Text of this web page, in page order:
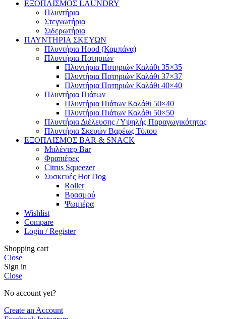
ΕΞΟΠΛΙΣΜΟΣ LAUNDRY
Πλυντήρια
Στεγνωτήρια
Σιδερωτήρια
ΠΛΥΝΤΗΡΙΑ ΣΚΕΥΩΝ
Πλυντήρια Hood (Καμπάνα)
Πλυντήρια Ποτηριών
Πλυντήρια Ποτηριών Καλάθι 35×35
Πλυντήρια Ποτηριών Καλάθι 37×37
Πλυντήρια Ποτηριών Καλάθι 40×40
Πλυντήρια Πιάτων
Πλυντήρια Πιάτων Καλάθι 50×40
Πλυντήρια Πιάτων Καλάθι 50×50
Πλυντήρια Διέλευσης / Υψηλής Παραγωγικότητας
Πλυντήρια Σκευών Βαρέως Τύπου
ΕΞΟΠΛΙΣΜΟΣ BAR & SNACK
Μπλέντερ Bar
Φραπιέρες
Citrus Squeezer
Συσκευές Hot Dog
Roller
Βρασμού
Ψωμιέρα
Wishlist
Compare
Login / Register
Shopping cart
Close
Sign in
Close
No account yet?
Create an Account